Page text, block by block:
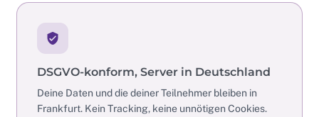
DSGVO-konform, Server in Deutschland
Deine Daten und die deiner Teilnehmer bleiben in
Frankfurt. Kein Tracking, keine unnötigen Cookies.